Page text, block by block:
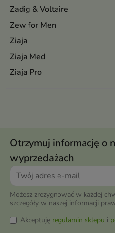
Zadig & Voltaire
Zew for Men
Ziaja
Ziaja Med
Ziaja Pro
Otrzymuj informację o
wyprzedażach
Możesz zrezygnować w każdej
szczegóły w naszej informacji
Akceptuję regulamin sklepu i